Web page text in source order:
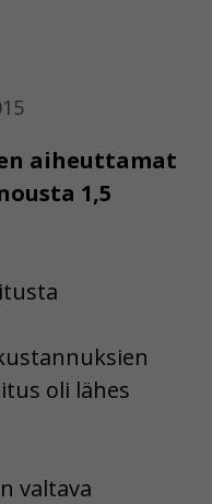
aiheuttamat
1,5
oli lähes
valtava